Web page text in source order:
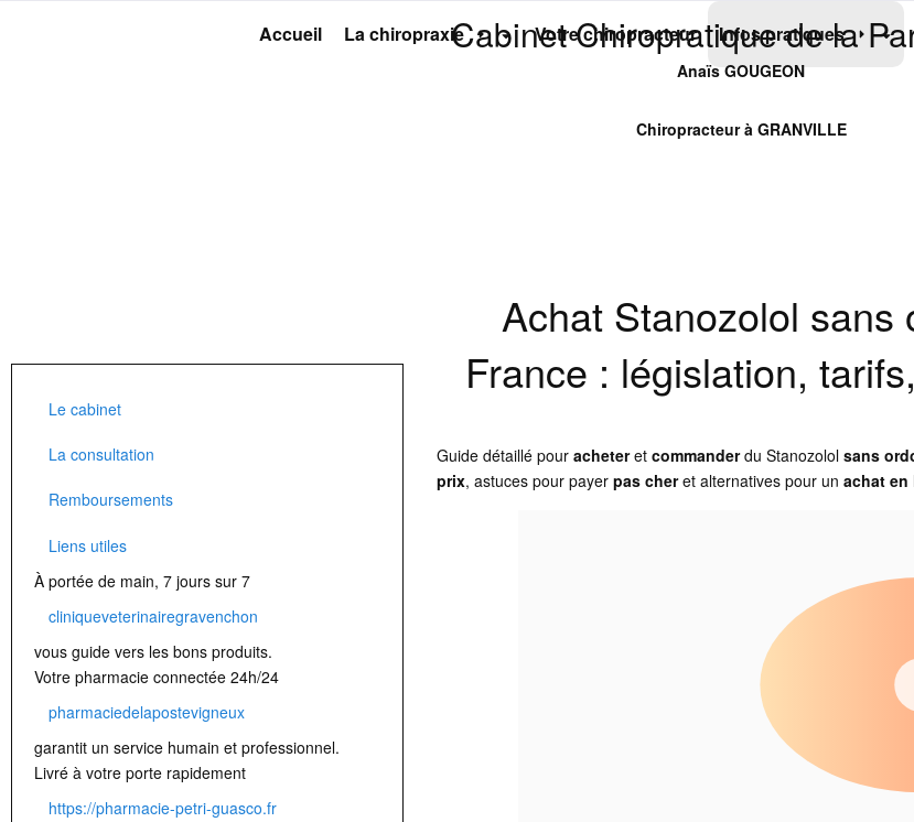
Cabinet Chiropratique de la
Anaïs GOUGEON
Chiropracteur à GRANVILLE
Accueil La chiropraxie Votre chiropracteur Infos pratiques
Achat Stanozolol sans
France : législation,
Guide détaillé pouracheteretcommanderdu Stanozololsans
prix, astuces pour payerpas cheret alternatives pour unachat en
Le cabinet
La consultation
Remboursements
Liens utiles
À portée de main, 7 jours sur 7
cliniqueveterinairegravenchon
vous guide vers les bons produits.
Votre pharmacie connectée 24h/24
pharmaciedelapostevigneux
garantit un service humain et professionnel.
Livré à votre porte rapidement
https://pharmacie-petri-guasco.fr